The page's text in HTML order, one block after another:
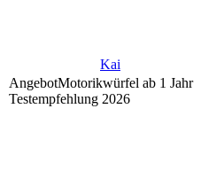
Kai
AngebotMotorikwürfel ab 1 Jahr
Testempfehlung 2026